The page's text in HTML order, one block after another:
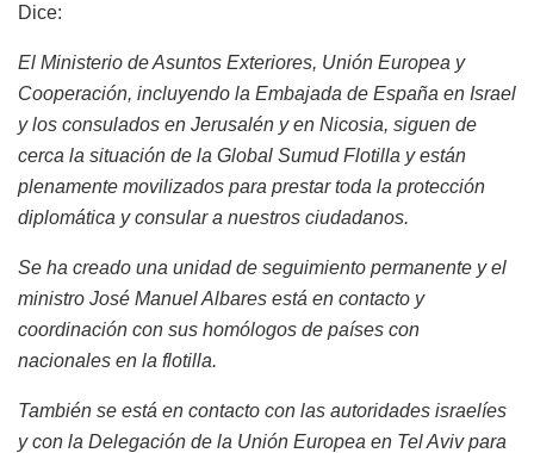
Dice:
El Ministerio de Asuntos Exteriores, Unión Europea y
Cooperación, incluyendo la Embajada de España en Israel
y los consulados en Jerusalén y en Nicosia, siguen de
cerca la situación de la Global Sumud Flotilla y están
plenamente movilizados para prestar toda la protección
diplomática y consular a nuestros ciudadanos.
Se ha creado una unidad de seguimiento permanente y el
ministro José Manuel Albares está en contacto y
coordinación con sus homólogos de países con
nacionales en la flotilla.
También se está en contacto con las autoridades israelíes
y con la Delegación de la Unión Europea en Tel Aviv para